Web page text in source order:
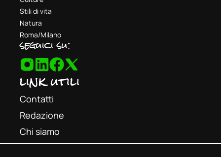
Stili di vita
Natura
Roma/Milano
seguici su:
link utili
Contatti
Redazione
Chi siamo